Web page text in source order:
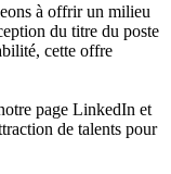
à offrir un milieu
du titre du poste
cette offre
page LinkedIn et
de talents pour